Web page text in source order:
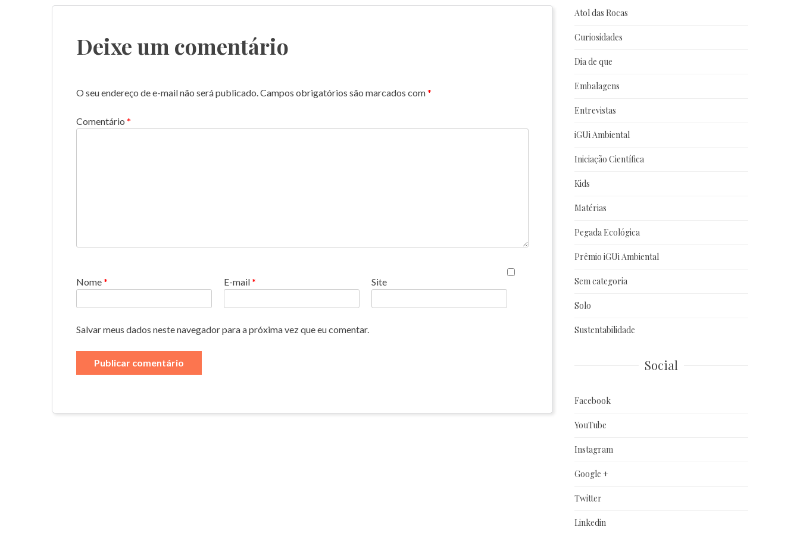
Deixe um comentário
O seu endereço de e-mail não será publicado.Campos obrigatórios são marcados com*
Comentário *
Nome* E-mail* Site
Salvar meus dados neste navegador para a próxima vez que eu comentar.
Atol das Rocas
Curiosidades
Dia de que
Embalagens
Entrevistas
iGUi Ambiental
Iniciação Científica
Kids
Matérias
Pegada Ecológica
Prêmio iGUi Ambiental
Sem categoria
Solo
Sustentabilidade
Social
Facebook
YouTube
Instagram
Google +
Twitter
Linkedin